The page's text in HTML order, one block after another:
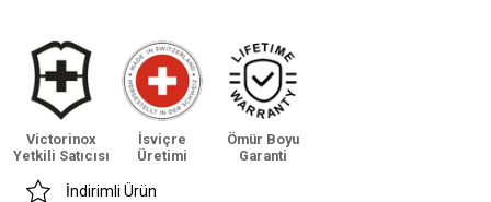
Victorinox
Yetkili Satıcısı
İsviçre
Üretimi
Ömür Boyu
Garanti
İndirimli Ürün